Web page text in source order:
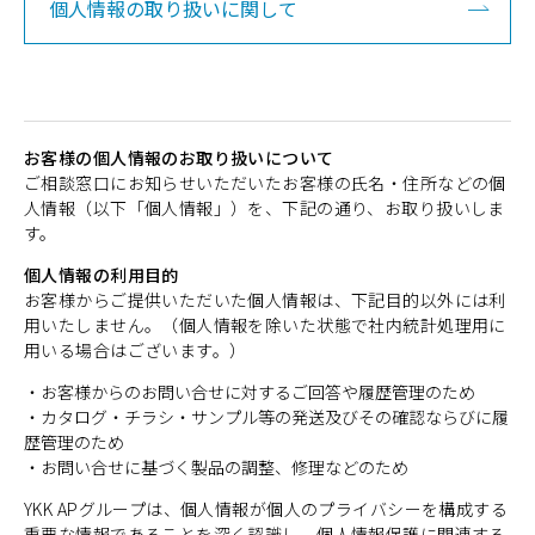
個人情報の取り扱いに関して
お客様の個人情報のお取り扱いについて
ご相談窓口にお知らせいただいたお客様の氏名・住所などの個
人情報（以下「個人情報」）を、下記の通り、お取り扱いしま
す。
個人情報の利用目的
お客様からご提供いただいた個人情報は、下記目的以外には利
用いたしません。（個人情報を除いた状態で社内統計処理用に
用いる場合はございます。）
・お客様からのお問い合せに対するご回答や履歴管理のため
・カタログ・チラシ・サンプル等の発送及びその確認ならびに履
歴管理のため
・お問い合せに基づく製品の調整、修理などのため
YKK APグループは、個人情報が個人のプライバシーを構成する